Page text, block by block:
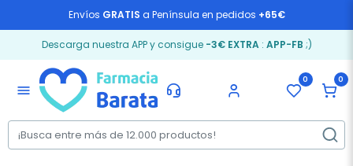
Envíos GRATIS a Península en pedidos +65€
Descarga nuestra APP y consigue -3€ EXTRA: APP-FB ;)
menu
0 0